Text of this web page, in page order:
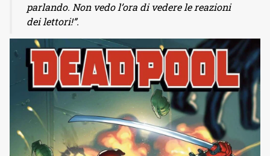
parlando. Non vedo l’ora di vedere le reazioni
dei lettori!”.